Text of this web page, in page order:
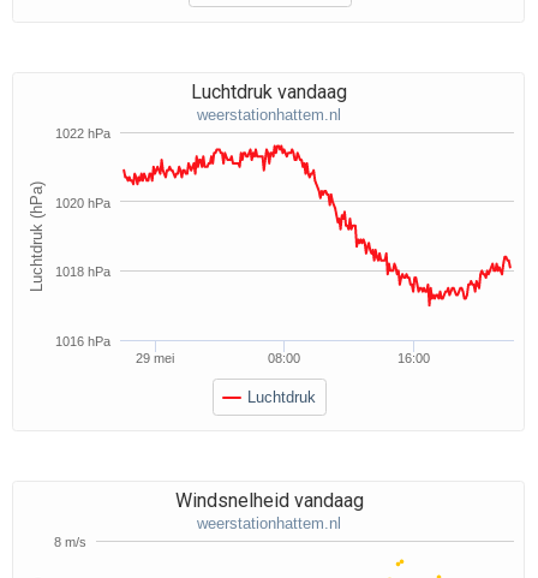
Luchtdruk (hPa)
Luchtdruk vandaag
weerstationhattem.nl
Luchtdruk
29 mei 08:00 16:00
1016 hPa
1018 hPa
1020 hPa
1022 hPa
Windsnelheid vandaag
weerstationhattem.nl
8 m/s